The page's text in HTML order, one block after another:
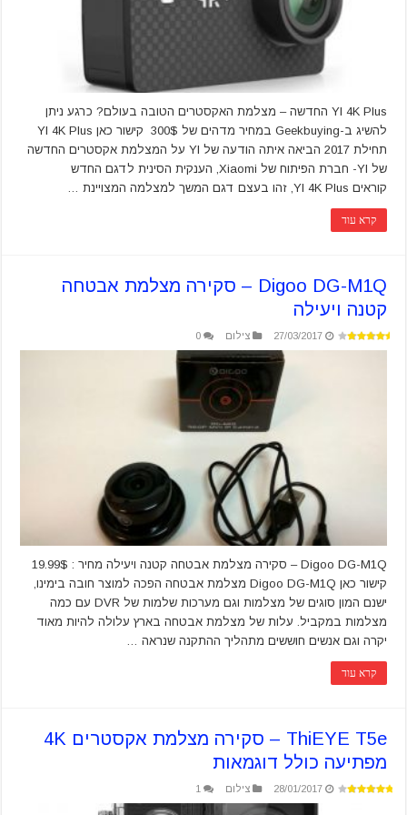
YI 4K Plus החדשה – מצלמת האקסטרים הטובה בעולם? כרגע ניתן
להשיג ב-Geekbuying במחיר מדהים של 300$ קישור כאן YI 4K Plus
תחילת 2017 הביאה איתה הודעה של YI על המצלמת אקסטרים החדשה
של YI- חברת הפיתוח של Xiaomi, הענקית הסינית לדגם החדש
קוראים YI 4K Plus, זהו בעצם דגם המשך למצלמה המצויינת …
קרא עוד
Digoo DG-M1Q – סקירה מצלמת אבטחה
קטנה ויעילה
27/03/2017 צילום 0
Digoo DG-M1Q – סקירה מצלמת אבטחה קטנה ויעילה מחיר : 19.99$
קישור כאן Digoo DG-M1Q מצלמת אבטחה הפכה למוצר חובה בימינו,
ישנם המון סוגים של מצלמות וגם מערכות שלמות של DVR עם כמה
מצלמות במקביל. עלות של מצלמת אבטחה בארץ עלולה להיות מאוד
יקרה וגם אנשים חוששים מתהליך ההתקנה שנראה …
קרא עוד
ThiEYE T5e – סקירה מצלמת אקסטרים 4K
מפתיעה כולל דוגמאות
28/01/2017 צילום 1